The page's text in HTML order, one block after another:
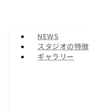
NEWS
スタジオの特徴
ギャラリー